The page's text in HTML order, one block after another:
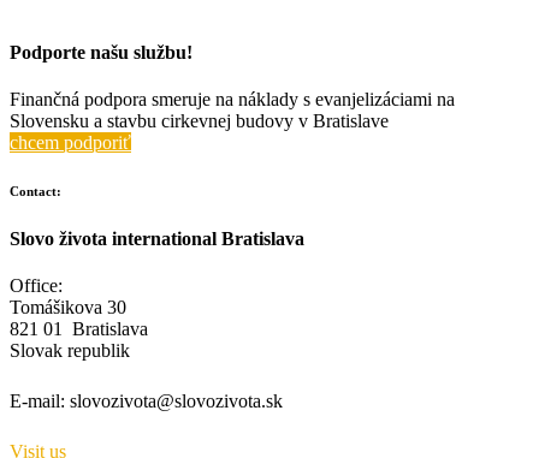
Podporte našu službu!
Finančná podpora smeruje na náklady s evanjelizáciami na
Slovensku a stavbu cirkevnej budovy v Bratislave
chcem podporiť
Contact:
Slovo života international Bratislava
Office:
Tomášikova 30
821 01 Bratislava
Slovak republik
E-mail: slovozivota@slovozivota.sk
Visit us